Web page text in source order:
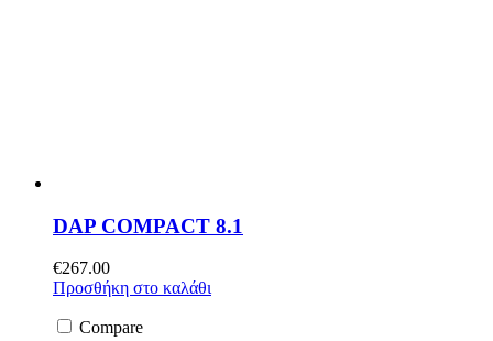
DAP COMPACT 8.1
€267.00
Προσθήκη στο καλάθι
Compare